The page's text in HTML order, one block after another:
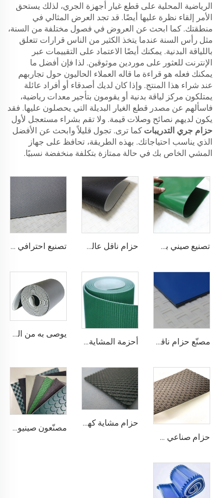
الرياضية المحلية على قطع غيار أجهزة الجري، لذلك يستحق
الأمر إلقاء نظرة عليها أيضًا. قد تجد العرض المثالي في
منطقتك. كما ابحث عن العروض في فصول مختلفة من السنة،
مثل رأس السنة عندما يتخذ الكثير من الناس قرارات تتعلق
باللياقة البدنية. يمكنك أيضًا الاعتماد على التقييمات عبر
الإنترنت للعثور على موردين موثوقين. لذا فإن أفضل ما
يمكنك فعله هو قراءة ما قاله العملاء الحاليون حول تجاربهم
عند شراء هذا المنتج. وإذا كان لديك أصدقاء أو أفراد عائلة
يمتلكون مركز لياقة بدنية أو يقومون بتأجير معدات رياضية،
فاسألهم عن مصدر قطع الغيار البديلة التي يحصلون عليها. فقد
يكون لديهم نصائح وصلات قيمة. ولا تقم بشراء مستعجل لأول
حزام جري التدريبات كما ترى. تجول قليلاً وابحث عن الأفضل
الذي يناسب احتياجاتك. بهذه الطريقة، تحافظ على جهاز
المشي الخاص بك في حالة ممتازة بتكلفة منخفضة نسبيًا.
تصنيع صيني بسعر تنافسي لحزام ناقل من مادة PVC حزام ناقل عالي الجودة من القماش المضاد للكهرباء الساكنة بلون أسود بسماكة 2 مم من مادة PVC للنقل اللوجستي مباشرة من المصنع تصنيع احترافي لأحزمة نقل لوجستية من مادة PVC من أجل فرز وتوزيع فعال في صناعات المطاعم
مصنّع حزام ناقل مضاد للكهرباء الساكنة ومضاد للالتصاق لمطاعم المخابز والحلويات أحزمة المشاية بسعر المصنع من شوناي، سمك 1.6 مم، حزام مشاية أسود من مادة PVC، حزام ماكينة مشي
يوصى به من المصنّع: كونتر دفع في السوبرماركت مزود بسيور نقل، سيور نقل ذات استقرار عالي في السرعة، من مادة البولي يوريثان (PU)
حزام صناعي صيني لتتبع وتلميع الحزام الناقل الماسي من مادة PVC
حزام مشاية كهربائية من البلاستيك PVC عالي الجودة من مورد صيني، ناعم وهادئ ومطاطي ويظل مستقرًا ومقاومًا للانزلاق مصنّعون صينيون لمصانع التصنيع حسب الطلب لأنواع pu وpvc وpvk من أحزمة النقل البوليسترية